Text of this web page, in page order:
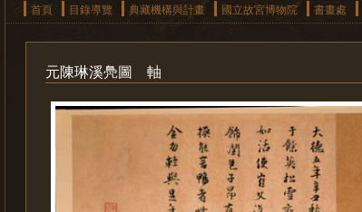
首頁
目錄導覽 典藏機構與計畫 國立故宮博物院 書畫處
元陳琳溪鳧圖 軸